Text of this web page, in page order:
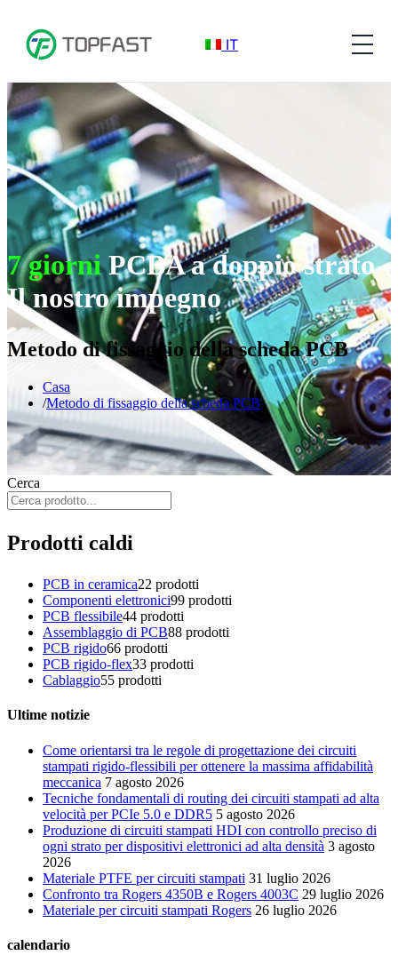
IT
7 giorniPCBA a doppio strato
Il nostro impegno
Metodo di fissaggio della scheda PCB
Casa
Metodo di fissaggio della scheda PCB
Cerca
Prodotti caldi
PCB in ceramica22 prodotti
Componenti elettronici99 prodotti
PCB flessibile44 prodotti
Assemblaggio di PCB88 prodotti
PCB rigido66 prodotti
PCB rigido-flex33 prodotti
Cablaggio55 prodotti
Ultime notizie
Come orientarsi tra le regole di progettazione dei circuiti
stampati rigido-flessibili per ottenere la massima affidabilità
meccanica 7 agosto 2026
Tecniche fondamentali di routing dei circuiti stampati ad alta
velocità per PCIe 5.0 e DDR5 5 agosto 2026
Produzione di circuiti stampati HDI con controllo preciso di
ogni strato per dispositivi elettronici ad alta densità 3 agosto
2026
Materiale PTFE per circuiti stampati 31 luglio 2026
Confronto tra Rogers 4350B e Rogers 4003C 29 luglio 2026
Materiale per circuiti stampati Rogers 26 luglio 2026
calendario